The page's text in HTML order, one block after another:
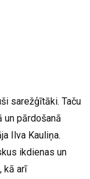
sarežģītāki. Taču
un pārdošanā
Ilva Kauliņa.
ikdienas un
kā arī